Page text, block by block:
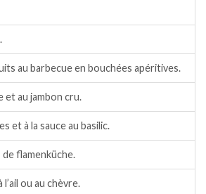
au barbecue en bouchées apéritives.
et au jambon cru.
et à la sauce au basilic.
flamenküche.
ou au chèvre.